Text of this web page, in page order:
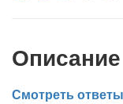
Смотреть ответы